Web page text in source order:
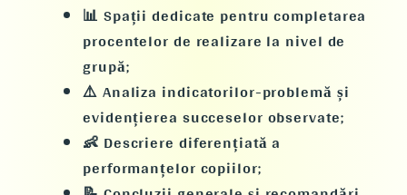
📊 Spații dedicate pentru completarea
procentelor de realizare la nivel de
grupă;
⚠️ Analiza indicatorilor-problemă și
evidențierea succeselor observate;
👶 Descriere diferențiată a
performanțelor copiilor;